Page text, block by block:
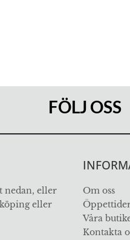
FÖLJ OSS
nedan, eller
eller
Om oss
Våra
Kontakta